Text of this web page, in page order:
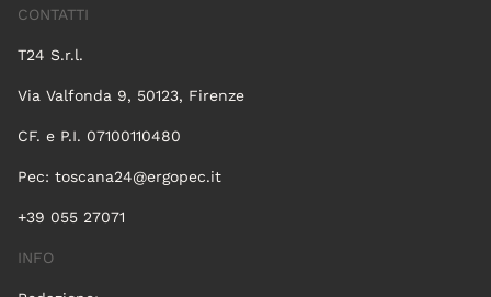
CONTATTI
T24 S.r.l.
Via Valfonda 9, 50123, Firenze
CF. e P.I. 07100110480
Pec: toscana24@ergopec.it
+39 055 27071
INFO